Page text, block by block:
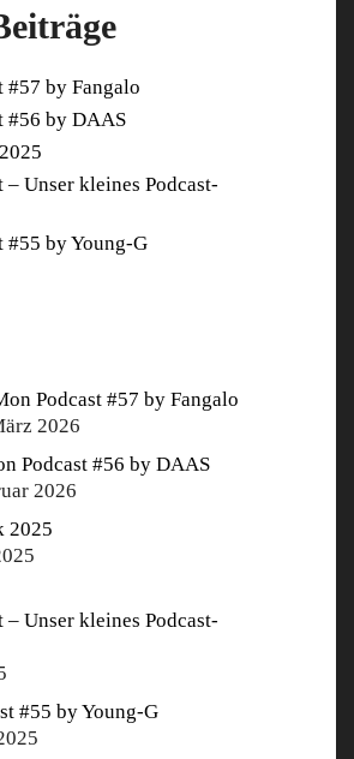
#57 by Fangalo
#56 by DAAS
Unser kleines Podcast-
#55 by Young-G
Podcast #57 by Fangalo
2026
Podcast #56 by DAAS
2026
2025
Unser kleines Podcast-
#55 by Young-G